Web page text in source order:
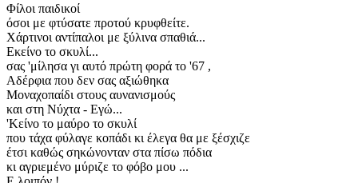
Φίλοι παιδικοί
όσοι με φτύσατε προτού κρυφθείτε.
Χάρτινοι αντίπαλοι με ξύλινα σπαθιά...
Εκείνο το σκυλί...
σας 'μίλησα γι αυτό πρώτη φορά το '67 ,
Αδέρφια που δεν σας αξιώθηκα
Μοναχοπαίδι στους αυνανισμούς
και στη Νύχτα - Εγώ...
'Κείνο το μαύρο το σκυλί
που τάχα φύλαγε κοπάδι κι έλεγα θα με ξέσχιζε
έτσι καθώς σηκώνονταν στα πίσω πόδια
κι αγριεμένο μύριζε το φόβο μου ...